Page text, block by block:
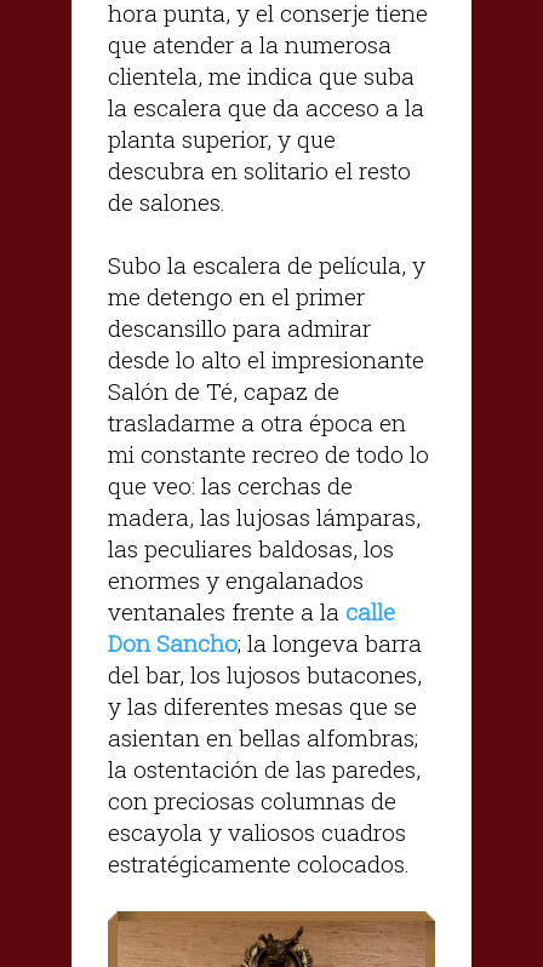
hora punta, y el conserje tiene
que atender a la numerosa
clientela, me indica que suba
la escalera que da acceso a la
planta superior, y que
descubra en solitario el resto
de salones.
Subo la escalera de película, y
me detengo en el primer
descansillo para admirar
desde lo alto el impresionante
Salón de Té, capaz de
trasladarme a otra época en
mi constante recreo de todo lo
que veo: las cerchas de
madera, las lujosas lámparas,
las peculiares baldosas, los
enormes y engalanados
ventanales frente a la calle
Don Sancho; la longeva barra
del bar, los lujosos butacones,
y las diferentes mesas que se
asientan en bellas alfombras;
la ostentación de las paredes,
con preciosas columnas de
escayola y valiosos cuadros
estratégicamente colocados.